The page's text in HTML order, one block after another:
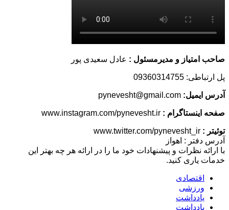
صاحب امتیاز و مدیرمسئول : عادل سعیدی پور
پل ارتباطی: 09360314755
آدرس ایمیل:
صفحه اینستاگرام :
توئیتر :
آدرس دفتر : اهواز
با ارائه نظرات و پیشنهادات خود ما را در ارائه هر چه بهتر این
خدمات یاری کنید.
اقتصادی
ورزشی
یادداشت
یادداشت